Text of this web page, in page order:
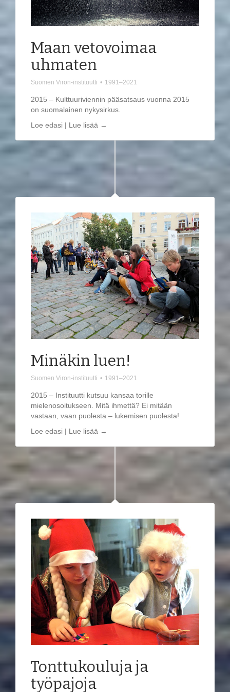
Maan vetovoimaa
uhmaten
Suomen Viron-instituutti • 1991–2021
2015 – Kulttuuriviennin pääsatsaus vuonna 2015
on suomalainen nykysirkus.
Loe edasi | Lue lisää →
Minäkin luen!
Suomen Viron-instituutti • 1991–2021
2015 – Instituutti kutsuu kansaa torille
mielenosoitukseen. Mitä ihmettä? Ei mitään
vastaan, vaan puolesta – lukemisen puolesta!
Loe edasi | Lue lisää →
Tonttukouluja ja
työpajoja